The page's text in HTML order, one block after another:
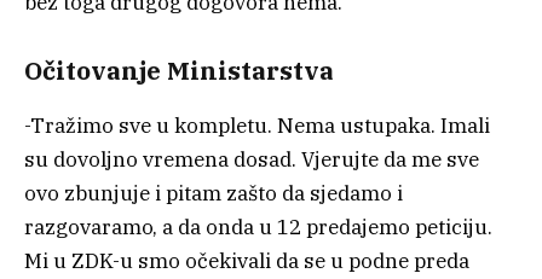
Očitovanje Ministarstva
-Tražimo sve u kompletu. Nema ustupaka. Imali
su dovoljno vremena dosad. Vjerujte da me sve
ovo zbunjuje i pitam zašto da sjedamo i
razgovaramo, a da onda u 12 predajemo peticiju.
Mi u ZDK-u smo očekivali da se u podne preda